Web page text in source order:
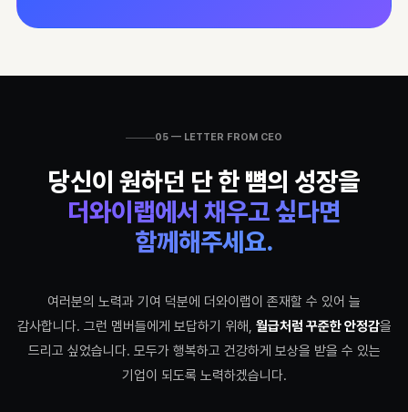
05 — LETTER FROM CEO
당신이 원하던 단 한 뼘의 성장을
더와이랩에서 채우고 싶다면
함께해주세요.
여러분의 노력과 기여 덕분에 더와이랩이 존재할 수 있어 늘
감사합니다. 그런 멤버들에게 보답하기 위해, 월급처럼 꾸준한 안정감을
드리고 싶었습니다. 모두가 행복하고 건강하게 보상을 받을 수 있는
기업이 되도록 노력하겠습니다.